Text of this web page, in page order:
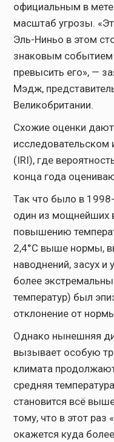
официальным в
масштаб угрозы.
Эль-Ниньо в этом
знаковым
превысить его», —
Мэдж,
Великобритании.
Схожие оценки
исследовательском
(IRI), где
конца года
Так что было в
один из мощнейших
повышению
2,4°C выше нормы,
наводнений, засух
более
температур) был
отклонение от
Однако нынешняя
вызывает особую
климата
средняя
становится всё
тому, что в этот раз
окажется куда